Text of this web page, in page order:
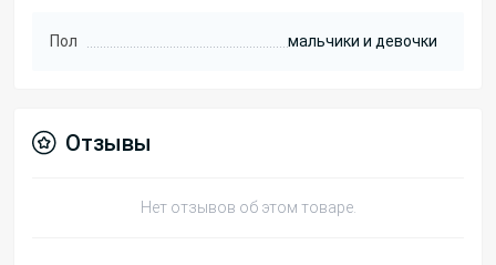
Пол мальчики и девочки
Отзывы
Нет отзывов об этом товаре.